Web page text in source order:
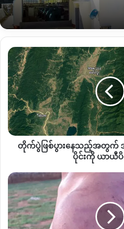
ကလေး တွေတောင်ပါတယ်။ ၂နှစ်သမီ
ယောက်ရယ်က ပိုးဆိုးသွားတယ်။
တော့မြစ်ကြီးနားဆေးရုံအထိပို့ပြီး
အောင်မြင်သာဒေသခံတစ်ဦးကပြော
အဆိုပါ အစာအဆိပ်သင့်မှုတွင်သည် နေ့
၁၁ နာရီခန့်အထိဖြစ်ပြီး ယနေ့ နံနက်
လာကြောင်းသိရသည်။
တိုက်ပွဲ
ဖြစ်ပွား
နေ
သ
ည့်
အတွက်
အင်း
တော်-
မော်
ကို
ယာယီ
ပိတ်
ထား
တိုက်ပွဲဖြစ်ပွားနေသည့်အတွက်
ပိုင်းကို ယာယီ
ပြည်
သူ
၂
ဦး
ရိုက်